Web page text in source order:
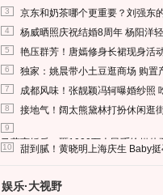
3 京东和奶茶哪个更重要？刘强东
4 杨威晒照庆祝结婚8周年 杨阳洋
5 艳压群芳！唐嫣修身长裙现身活
6 独家：姚晨带小土豆逛商场 购置
7 成都风味！张靓颖冯轲曝婚纱照
8 接地气！阔太熊黛林打扮休闲逛
9
马蓉离婚后，砸1000万人民币给媒体
10 甜到腻！黄晓明上海庆生 Baby
娱乐·大视野